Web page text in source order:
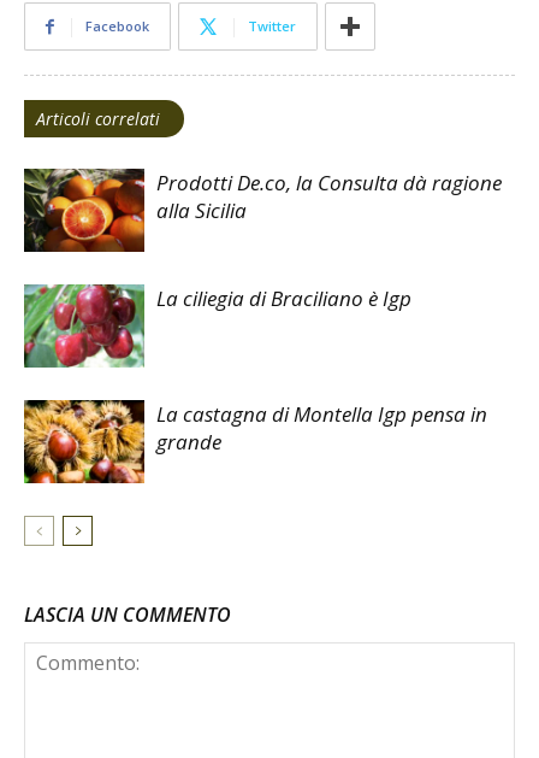
Facebook Twitter
Articoli correlati
Prodotti De.co, la Consulta dà ragione
alla Sicilia
La ciliegia di Braciliano è Igp
La castagna di Montella Igp pensa in
grande
LASCIA UN COMMENTO